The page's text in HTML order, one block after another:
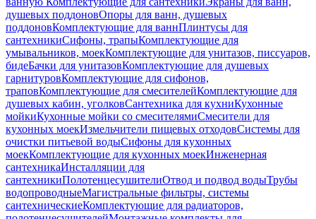
душевых поддоновОпоры для ванн, душевых
поддоновКомплектующие для ваннПлинтусы для
сантехникиСифоны, трапыКомплектующие для
умывальников, моекКомплектующие для унитазов, писсуаров,
бидеБачки для унитазовКомплектующие для душевых
гарнитуровКомплектующие для сифонов,
траповКомплектующие для смесителейКомплектующие для
душевых кабин, уголковСантехника для кухниКухонные
мойкиКухонные мойки со смесителямиСмесители для
кухонных моекИзмельчители пищевых отходовСистемы для
очистки питьевой водыСифоны для кухонных
моекКомплектующие для кухонных моекИнженерная
сантехникаИнсталляции для
сантехникиПолотенцесушителиОтвод и подвод водыТрубы
водопроводныеМагистральные фильтры, системы
сантехническиеКомплектующие для радиаторов,